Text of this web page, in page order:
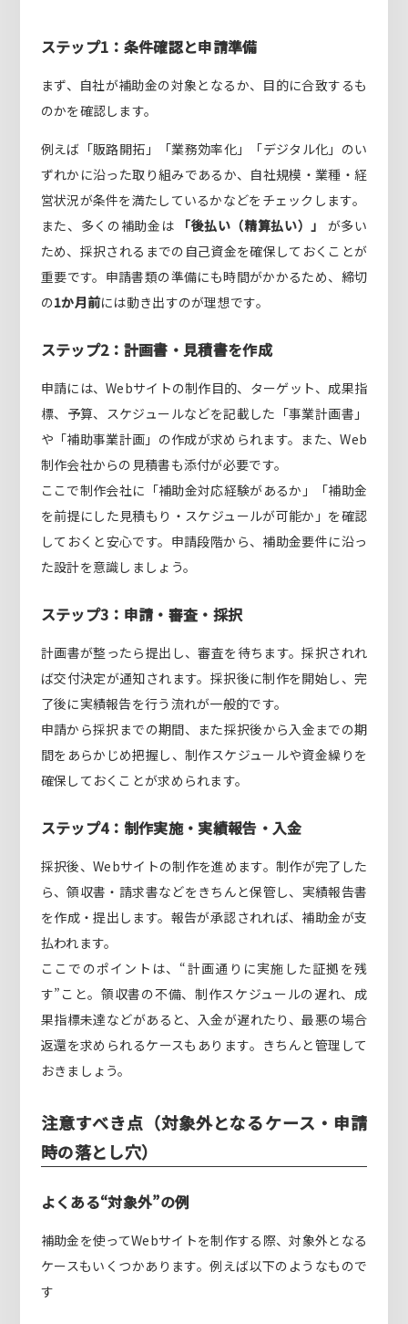
ステップ1：条件確認と申請準備
まず、自社が補助金の対象となるか、目的に合致するも
のかを確認します。
例えば「販路開拓」「業務効率化」「デジタル化」のい
ずれかに沿った取り組みであるか、自社規模・業種・経
営状況が条件を満たしているかなどをチェックします。
また、多くの補助金は
「後払い（精算払い）」
が多い
ため、採択されるまでの自己資金を確保しておくことが
重要です。申請書類の準備にも時間がかかるため、締切
の1か月前には動き出すのが理想です。
ステップ2：計画書・見積書を作成
申請には、Webサイトの制作目的、ターゲット、成果指
標、予算、スケジュールなどを記載した「事業計画書」
や「補助事業計画」の作成が求められます。また、Web
制作会社からの見積書も添付が必要です。
ここで制作会社に「補助金対応経験があるか」「補助金
を前提にした見積もり・スケジュールが可能か」を確認
しておくと安心です。申請段階から、補助金要件に沿っ
た設計を意識しましょう。
ステップ3：申請・審査・採択
計画書が整ったら提出し、審査を待ちます。採択されれ
ば交付決定が通知されます。採択後に制作を開始し、完
了後に実績報告を行う流れが一般的です。
申請から採択までの期間、また採択後から入金までの期
間をあらかじめ把握し、制作スケジュールや資金繰りを
確保しておくことが求められます。
ステップ4：制作実施・実績報告・入金
採択後、Webサイトの制作を進めます。制作が完了した
ら、領収書・請求書などをきちんと保管し、実績報告書
を作成・提出します。報告が承認されれば、補助金が支
払われます。
ここでのポイントは、“計画通りに実施した証拠を残
す”こと。領収書の不備、制作スケジュールの遅れ、成
果指標未達などがあると、入金が遅れたり、最悪の場合
返還を求められるケースもあります。きちんと管理して
おきましょう。
注意すべき点（対象外となるケース・申請
時の落とし穴）
よくある“対象外”の例
補助金を使ってWebサイトを制作する際、対象外となる
ケースもいくつかあります。例えば以下のようなもので
す